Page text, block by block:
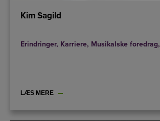
Kim Sagild
Erindringer, Karriere, Musikalske foredrag,
LÆS MERE